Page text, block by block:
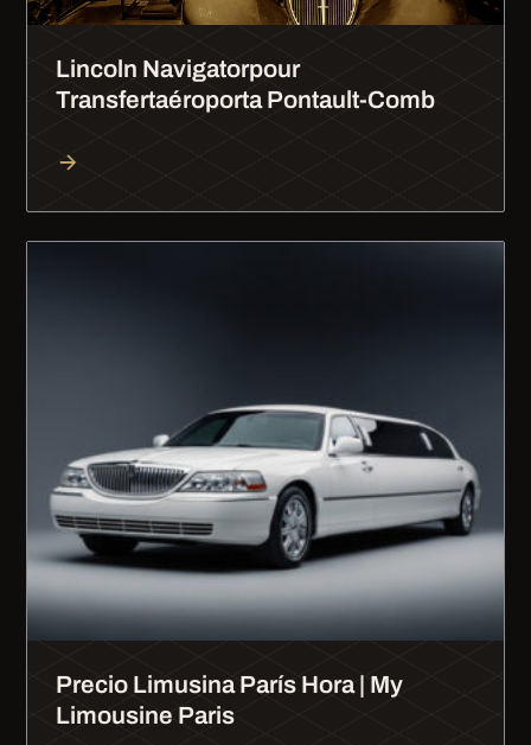
Lincoln Navigatorpour
Transfertaéroporta Pontault-Comb
Precio Limusina París Hora | My
Limousine Paris